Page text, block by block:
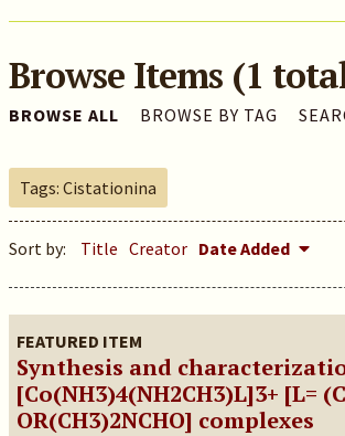
Browse Items (1
BROWSE ALL BROWSE BY TAG
Tags: Cistationina
Sort by: Title Creator Date Added
FEATURED ITEM
Synthesis and
[Co(NH3)4(NH2CH3)L]3+ [L=
OR(CH3)2NCHO] complexes